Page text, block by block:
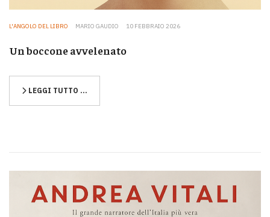
L'ANGOLO DEL LIBRO MARIO GAUDIO 10 FEBBRAIO 2026
Un boccone avvelenato
LEGGI TUTTO …